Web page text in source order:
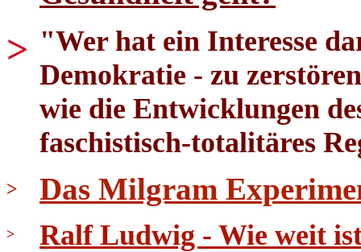
> "Wer hat ein Interesse
Demokratie - zu
wie die Entwicklungen
faschistisch-totalitäres
> Das Milgram
> Ralf Ludwig - Wie weit